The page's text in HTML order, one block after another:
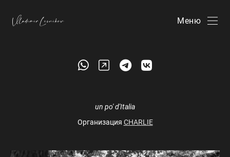
Меню
un po' d'Italia
Организация CHARLIE